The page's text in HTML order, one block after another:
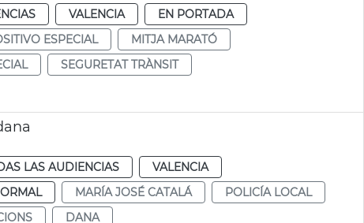
VALENCIA
EN PORTADA
ESPECIAL
MITJA MARATÓ
SEGURETAT TRÀNSIT
LAS AUDIENCIAS
VALENCIA
MARÍA JOSÉ CATALÁ
POLICÍA LOCAL
DANA